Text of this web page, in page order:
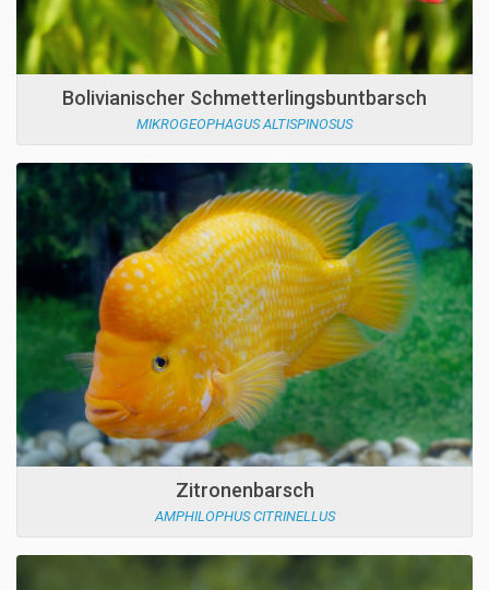
Bolivianischer Schmetterlingsbuntbarsch
MIKROGEOPHAGUS ALTISPINOSUS
Zitronenbarsch
AMPHILOPHUS CITRINELLUS